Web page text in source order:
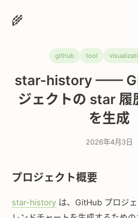
🌾
github tool
star-history ——
ジェクトの star 履
を生成
2026年4月3日
プロジェクト概要
star-history は、GitHub プロジ